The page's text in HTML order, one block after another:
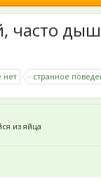
часто
нет странное
из яйца